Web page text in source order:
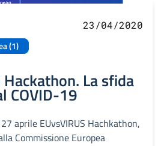
(1)
23/04/2020
Hackathon. La sfida
COVID-19
aprile EUvsVIRUS Hachkathon,
Commissione Europea